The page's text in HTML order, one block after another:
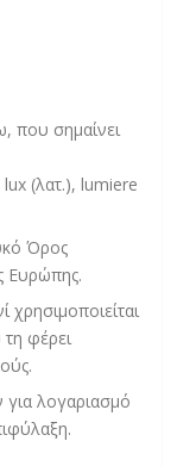
που σημαίνει
lux (λατ.), lumiere
Όρος
Ευρώπης.
φέρει
για λογαριασμό